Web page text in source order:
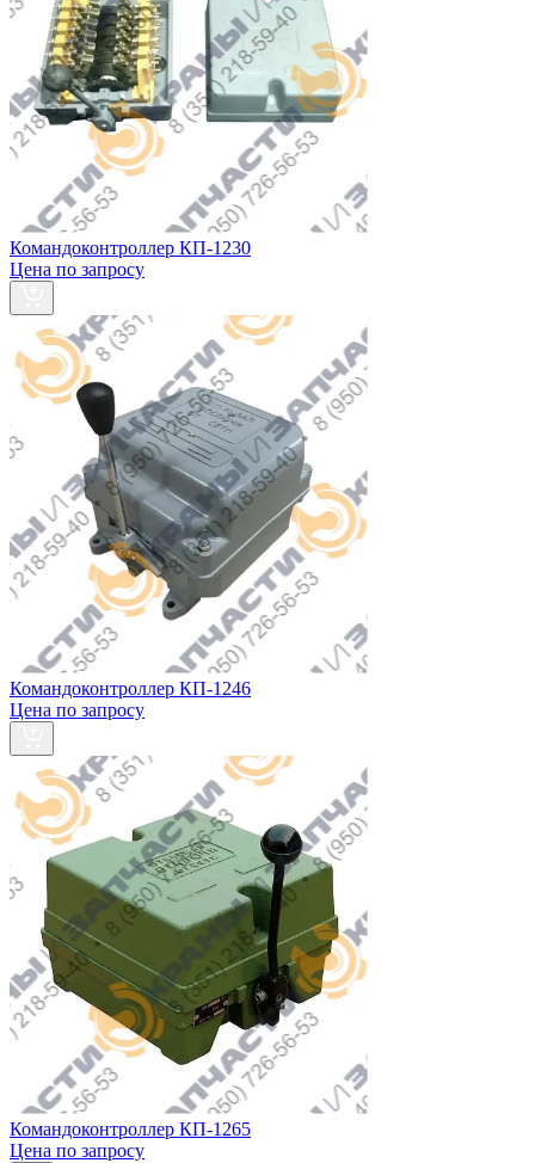
Командоконтроллер КП-1230
Цена по запросу
Командоконтроллер КП-1246
Цена по запросу
Командоконтроллер КП-1265
Цена по запросу